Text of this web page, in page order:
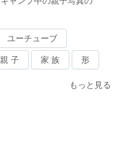
ユーチューブ
親 子 家 族 形
もっと見る